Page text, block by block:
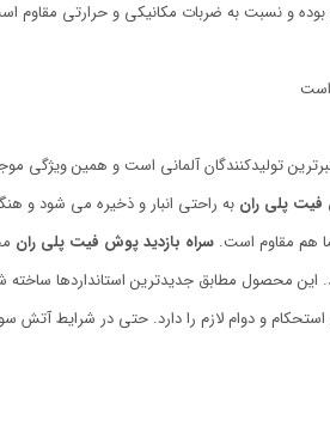
بوده و نسبت به ضربات مکانیکی و حرارتی
است
تولیدکنندگان آلمانی است و همین ویژگی
پلی ران به راحتی انبار و ذخیره می شود و
هم مقاوم است.سراه بازدید پوش فیت پلی ران
این محصول مطابق جدیدترین استانداردها
و دوام لازم را دارد. حتی در شرایط آتش